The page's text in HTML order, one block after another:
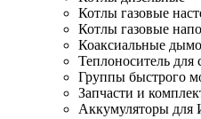
Котлы газовые
Котлы газовые
Коаксиальные
Теплоноситель для
Группы быстрого
Запчасти и
Аккумуляторы для